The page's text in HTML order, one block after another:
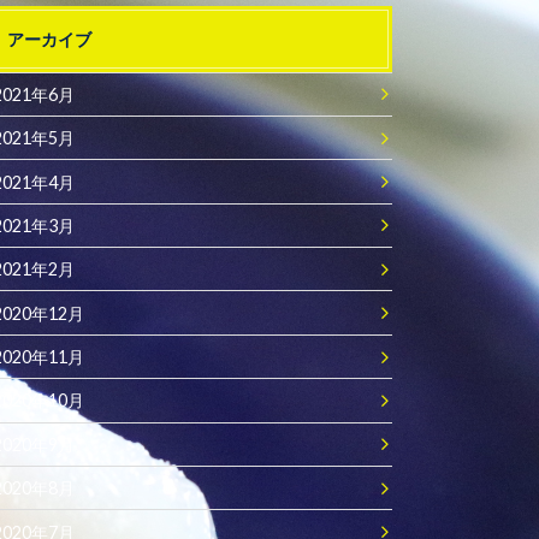
アーカイブ
年6月
年5月
年4月
年3月
年2月
年12月
年11月
年10月
年7月